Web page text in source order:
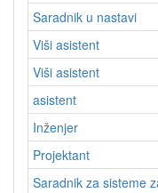
Saradnik u nastavi
Viši asistent
Viši asistent
asistent
Inženjer
Projektant
Saradnik za sisteme